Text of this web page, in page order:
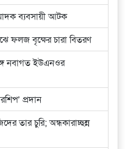
ব্যবসায়ী আটক
ফলজ বৃক্ষের চারা বিতরণ
নবাগত ইউএনওর
প্রদান
তার চুরি; অন্ধকারাচ্ছন্ন